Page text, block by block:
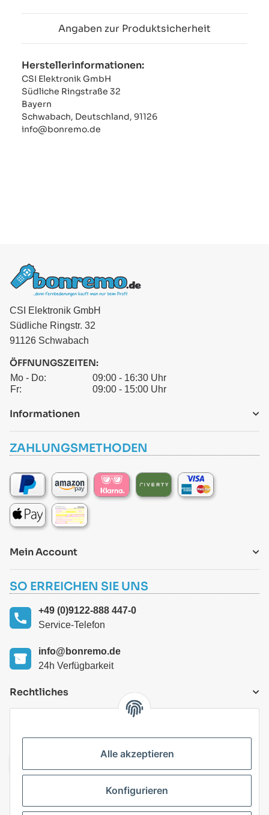
Angaben zur Produktsicherheit
Herstellerinformationen:
CSI Elektronik GmbH
Südliche Ringstraße 32
Bayern
Schwabach, Deutschland, 91126
info@bonremo.de
CSI Elektronik GmbH
Südliche Ringstr. 32
91126 Schwabach
ÖFFNUNGSZEITEN:
Mo - Do:
09:00 - 16:30 Uhr
Fr:
09:00 - 15:00 Uhr
Informationen
ZAHLUNGSMETHODEN
Mein Account
SO ERREICHEN SIE UNS
+49 (0)9122-888 447-0
Service-Telefon
info@bonremo.de
24h Verfügbarkeit
Rechtliches
Alle akzeptieren
Konfigurieren